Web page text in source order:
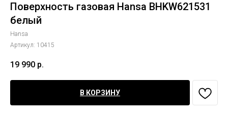
Поверхность газовая Hansa BHKW621531
белый
Hansa
Артикул: 10415
19 990 р.
В КОРЗИНУ